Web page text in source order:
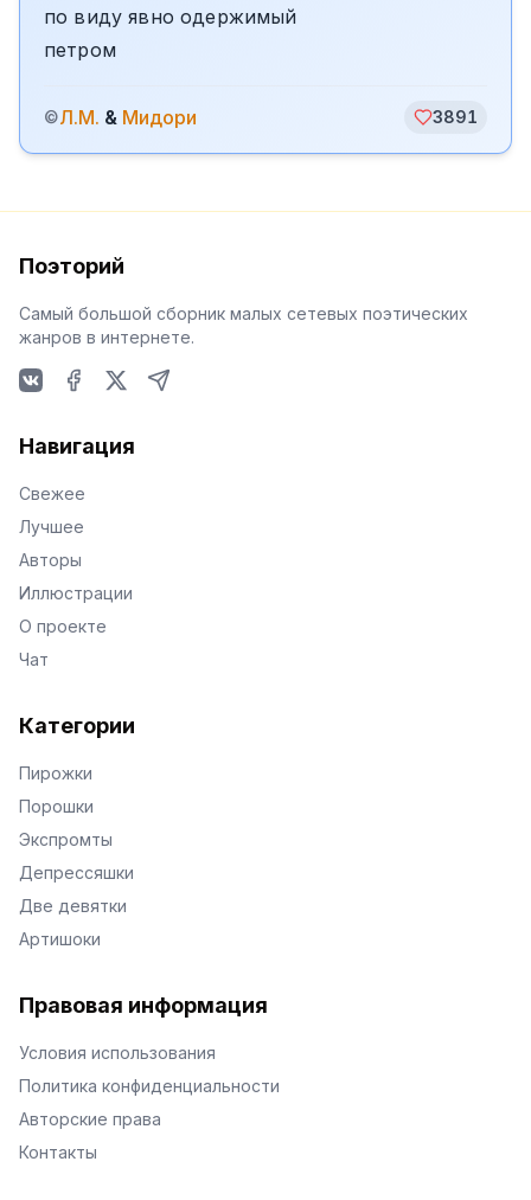
по виду явно одержимый
петром
©Л.М. & Мидори 3891
Поэторий
Самый большой сборник малых сетевых поэтических
жанров в интернете.
Навигация
Свежее
Лучшее
Авторы
Иллюстрации
О проекте
Чат
Категории
Пирожки
Порошки
Экспромты
Депрессяшки
Две девятки
Артишоки
Правовая информация
Условия использования
Политика конфиденциальности
Авторские права
Контакты